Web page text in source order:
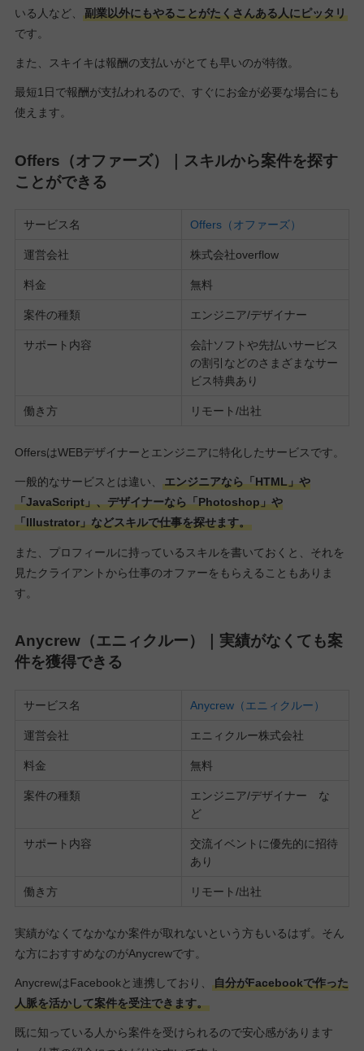
いる人など、
副業以外にもやることがたくさんある人にピッタリ
です。
また、スキイキは報酬の支払いがとても早いのが特徴。
最短1日で報酬が支払われるので、すぐにお金が必要な場合にも
使えます。
Offers（オファーズ）｜スキルから案件を探す
ことができる
サービス名 Offers（オファーズ）
運営会社 株式会社overflow
料金 無料
案件の種類 エンジニア/デザイナー
サポート内容
会計ソフトや先払いサービス
の割引などのさまざまなサー
ビス特典あり
働き方 リモート/出社
OffersはWEBデザイナーとエンジニアに特化したサービスです。
一般的なサービスとは違い、
エンジニアなら「HTML」や
「JavaScript」、デザイナーなら「Photoshop」や
「Illustrator」などスキルで仕事を探せます。
また、プロフィールに持っているスキルを書いておくと、それを
見たクライアントから仕事のオファーをもらえることもありま
す。
Anycrew（エニィクルー）｜実績がなくても案
件を獲得できる
サービス名 Anycrew（エニィクルー）
運営会社 エニィクルー株式会社
料金 無料
案件の種類
エンジニア/デザイナー な
ど
サポート内容
交流イベントに優先的に招待
あり
働き方 リモート/出社
実績がなくてなかなか案件が取れないという方もいるはず。そん
な方におすすめなのがAnycrewです。
AnycrewはFacebookと連携しており、
自分がFacebookで作った
人脈を活かして案件を受注できます。
既に知っている人から案件を受けられるので安心感があります